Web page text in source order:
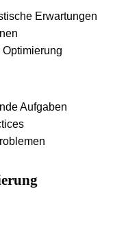
Erwartungen
Aufgaben